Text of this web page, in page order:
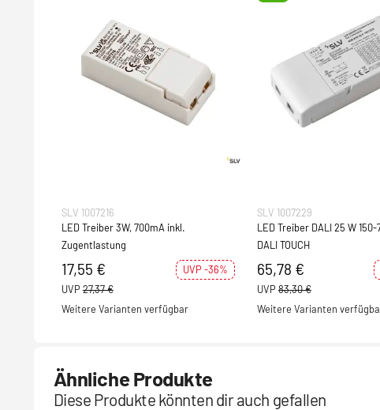
SLV 1007216
LED Treiber 3W, 700mA inkl.
Zugentlastung
17,55 €
UVP -36%
UVP 27,37 €
Weitere Varianten verfügbar
SLV 1007229
LED Treiber DALI 25 W 150-
DALI TOUCH
65,78 €
UVP 83,30 €
Weitere Varianten
Ähnliche Produkte
Diese Produkte könnten dir auch gefallen